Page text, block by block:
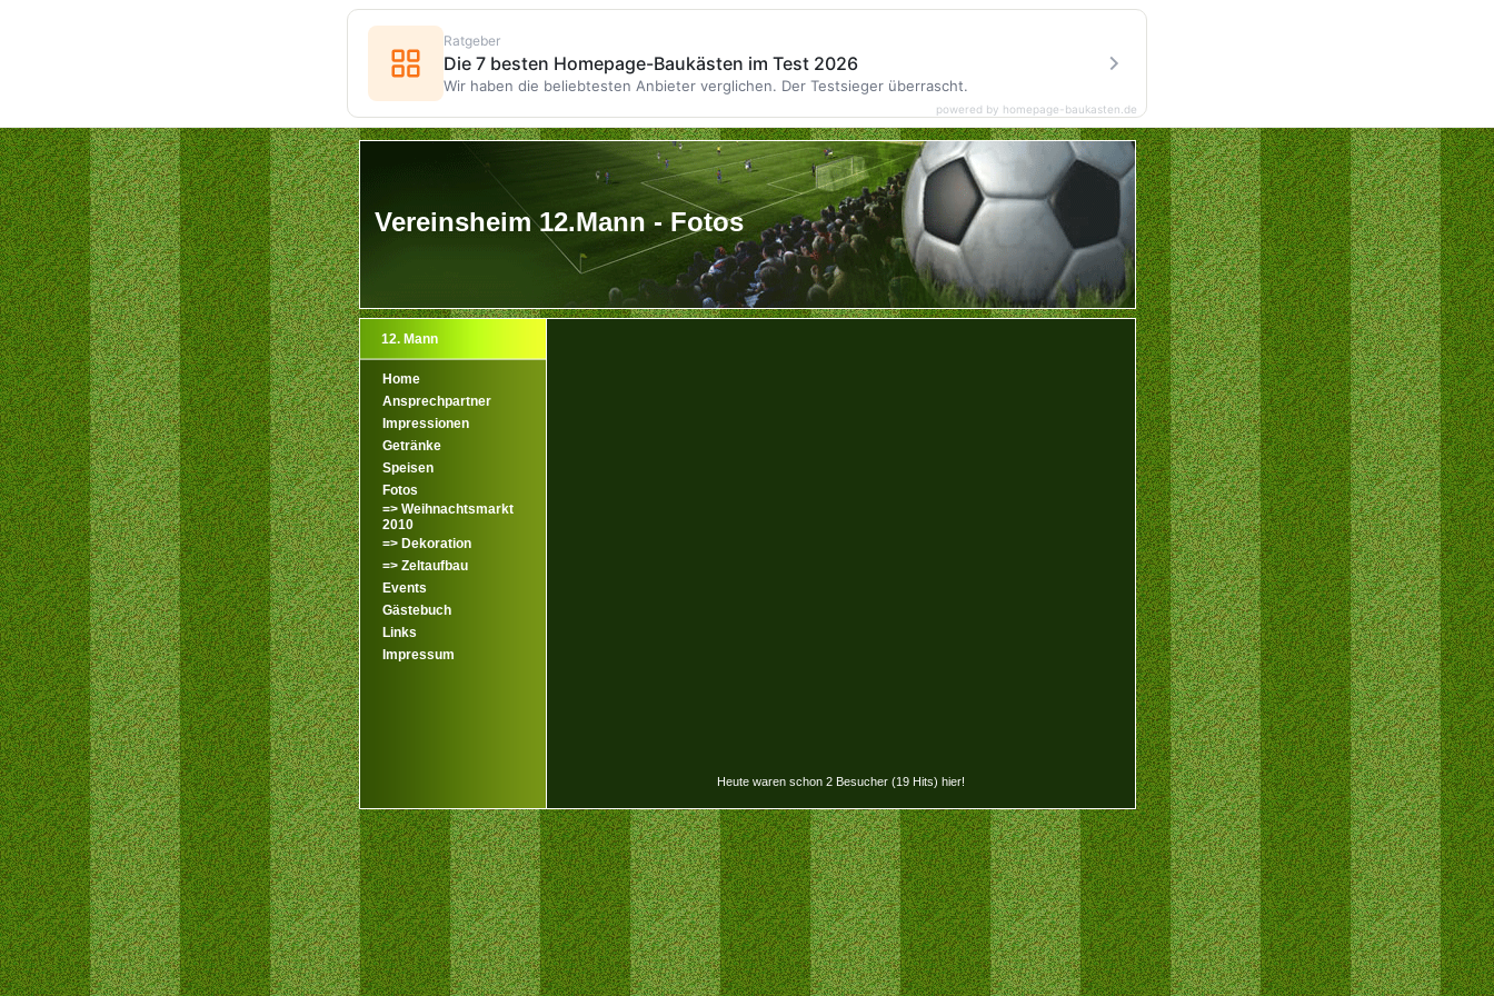
Vereinsheim 12.Mann - Fotos
12. Mann
Home
Ansprechpartner
Impressionen
Getränke
Speisen
Fotos
=> Weihnachtsmarkt
2010
=> Dekoration
=> Zeltaufbau
Events
Gästebuch
Links
Impressum
Heute waren schon 2 Besucher (19 Hits) hier!
Ratgeber
Die 7 besten Homepage-Baukästen im Test 2026
Wir haben die beliebtesten Anbieter verglichen. Der Testsieger überrascht.
powered by homepage-baukasten.de